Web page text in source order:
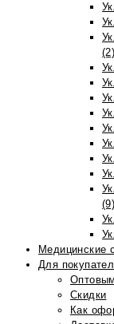
(2)
(9)
Медицинские
Для
Скидки
Как